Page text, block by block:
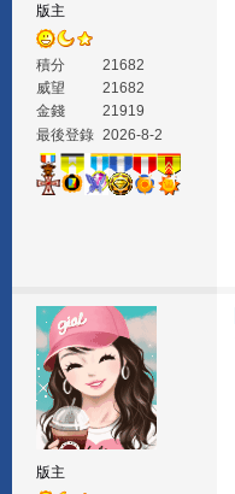
版主
積分
21682
威望
21682
金錢
21919
最後登錄 2026-8-2
版主